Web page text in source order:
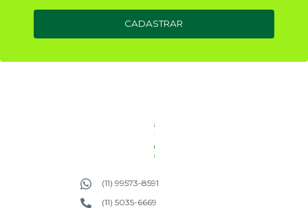
CADASTRAR
(11) 99573-8591
(11) 5035-6669